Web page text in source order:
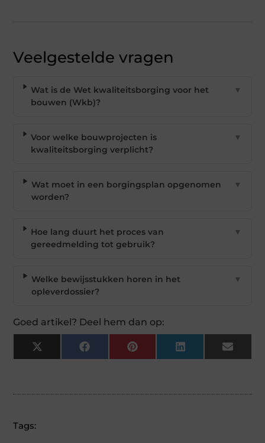
Veelgestelde vragen
Wat is de Wet kwaliteitsborging voor het
bouwen (Wkb)?
▼
Voor welke bouwprojecten is
kwaliteitsborging verplicht?
▼
Wat moet in een borgingsplan opgenomen
worden?
▼
Hoe lang duurt het proces van
gereedmelding tot gebruik?
▼
Welke bewijsstukken horen in het
opleverdossier?
▼
Goed artikel? Deel hem dan op:
X
(Twitter)
Facebook Pinterest LinkedIn Email
Tags: